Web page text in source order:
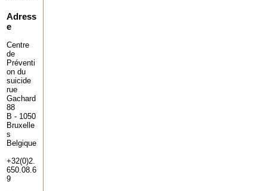
Adress
e
Centre
de
Préventi
on du
suicide
rue
Gachard
88
B - 1050
Bruxelle
s
Belgique
+32(0)2.
650.08.6
9